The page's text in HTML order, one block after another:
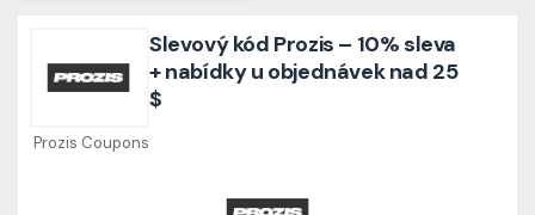
Prozis Coupons
Slevový kód Prozis – 10% sleva
+ nabídky u objednávek nad 25
$